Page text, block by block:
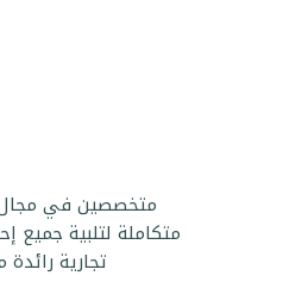
متخصصين في مجال
متكاملة لتلبية جميع
تجارية